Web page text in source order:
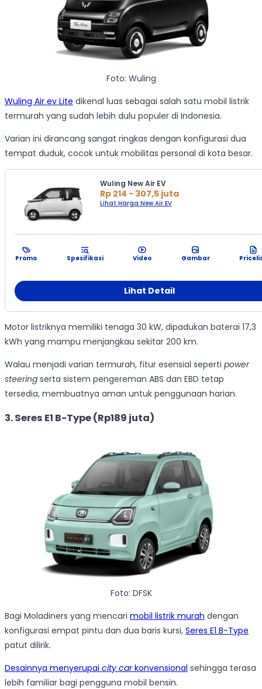
Foto: Wuling
Wuling Air ev Lite dikenal luas sebagai salah satu mobil listrik
termurah yang sudah lebih dulu populer di Indonesia.
Varian ini dirancang sangat ringkas dengan konfigurasi dua
tempat duduk, cocok untuk mobilitas personal di kota besar.
Wuling New Air EV
Rp 214 - 307,5 juta
Lihat Harga New Air EV
Promo Spesifikasi Video Gambar
Lihat Detail
Motor listriknya memiliki tenaga 30 kW, dipadukan baterai 17,3
kWh yang mampu menjangkau sekitar 200 km.
Walau menjadi varian termurah, fitur esensial seperti power
steering serta sistem pengereman ABS dan EBD tetap
tersedia, membuatnya aman untuk penggunaan harian.
3. Seres E1 B-Type (Rp189 juta)
Foto: DFSK
Bagi Moladiners yang mencari mobil listrik murah dengan
konfigurasi empat pintu dan dua baris kursi, Seres E1 B-Type
patut dilirik.
Desainnya menyerupai city carkonvensional sehingga terasa
lebih familiar bagi pengguna mobil bensin.